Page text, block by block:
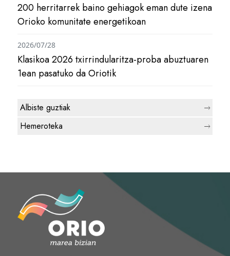
200 herritarrek baino gehiagok eman dute izena
Orioko komunitate energetikoan
Klasikoa 2026 txirrindularitza-proba abuztuaren
1ean pasatuko da Oriotik
2026/07/28
Albiste guztiak
Hemeroteka